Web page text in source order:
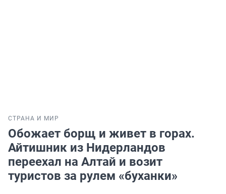
СТРАНА И МИР
Обожает борщ и живет в горах.
Айтишник из Нидерландов
переехал на Алтай и возит
туристов за рулем «буханки»